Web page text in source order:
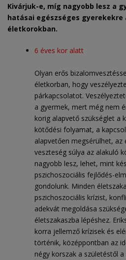
Kivárjuk-e, míg nagyobb lesz a
hatásai egészséges gyerekekre
életkorokban.
6 éves kor alatt
Olyan erős
életkorban, hogy
párkapcsolatot.
a gyermek, mert még nem
korig alapvető szükséglet a
kötődési folyamat, a
alapvetően megsérülhet, az
veszteség súlya az alakuló
nagyobb lesz, lehet, mint
pszichoszociális fejlődés-
gondolunk. Minden
pszichoszociális krízist,
adekvát megoldása
életszakaszba lépéshez.
korra jellemző krízisek és
történik, középpontban az
négy korszak a születéstől